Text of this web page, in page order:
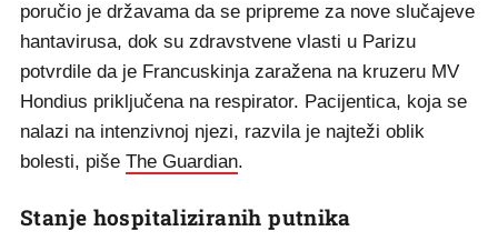
poručio je državama da se pripreme za nove slučajeve
hantavirusa, dok su zdravstvene vlasti u Parizu
potvrdile da je Francuskinja zaražena na kruzeru MV
Hondius priključena na respirator. Pacijentica, koja se
nalazi na intenzivnoj njezi, razvila je najteži oblik
bolesti, piše The Guardian.
Stanje hospitaliziranih putnika